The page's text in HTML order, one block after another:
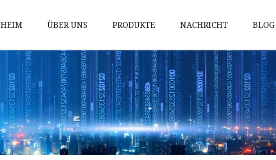
HEIM ÜBER UNS PRODUKTE
Tragbares Kraftwerk für den
Außenbereich
Tragbares Kraftwerk für den
Innenbereich
Notfall-Rettungskraftwerk
Powerbank
NACHRICHT BLOG